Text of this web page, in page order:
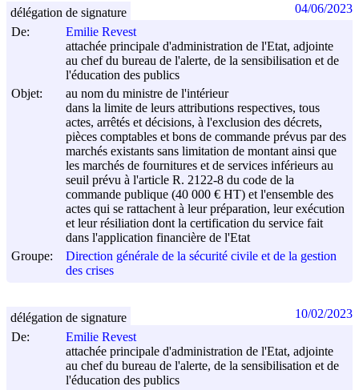
De:
Emilie Revest
attachée principale d'administration de l'Etat, adjointe
au chef du bureau de l'alerte, de la sensibilisation et de
l'éducation des publics
Objet:
au nom du ministre de l'intérieur
dans la limite de leurs attributions respectives, tous
actes, arrêtés et décisions, à l'exclusion des décrets,
pièces comptables et bons de commande prévus par des
marchés existants sans limitation de montant ainsi que
les marchés de fournitures et de services inférieurs au
seuil prévu à l'article R. 2122-8 du code de la
commande publique (40 000 € HT) et l'ensemble des
actes qui se rattachent à leur préparation, leur exécution
et leur résiliation dont la certification du service fait
dans l'application financière de l'Etat
Groupe:
Direction générale de la sécurité civile et de la gestion
des crises
délégation de signature 04/06/2023
De:
Emilie Revest
attachée principale d'administration de l'Etat, adjointe
au chef du bureau de l'alerte, de la sensibilisation et de
l'éducation des publics
délégation de signature 10/02/2023